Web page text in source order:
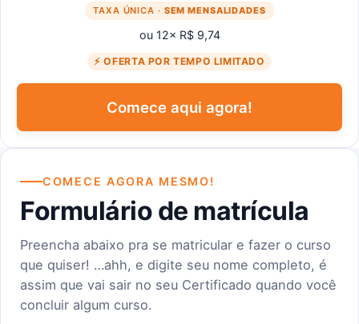
TAXA ÚNICA · SEM MENSALIDADES
ou 12× R$ 9,74
⚡ OFERTA POR TEMPO LIMITADO
Comece aqui agora!
COMECE AGORA MESMO!
Formulário de matrícula
Preencha abaixo pra se matricular e fazer o curso
que quiser! …ahh, e digite seu nome completo, é
assim que vai sair no seu Certificado quando você
concluir algum curso.